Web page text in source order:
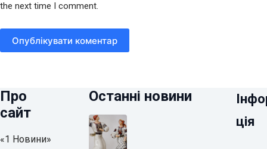
the next time I comment.
Опублікувати коментар
Про
сайт
«1 Новини»
Останні новини
ція